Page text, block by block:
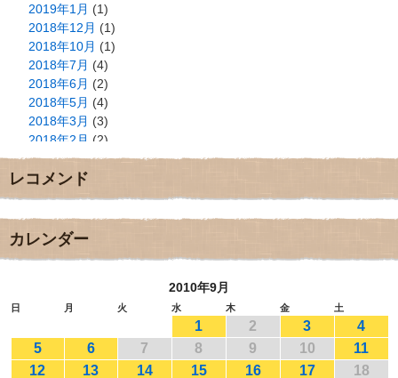
2019年1月 (1)
2018年12月 (1)
2018年10月 (1)
2018年7月 (4)
2018年6月 (2)
2018年5月 (4)
2018年3月 (3)
2018年2月 (2)
2018年1月(2)
2017年12月
2017年11月(3)
2017年9月
2017年8月
2017年5月
2017年3月(1)
2017年2月(1)
レコメンド
カレンダー
2010年9月
日 月 火 水 木 金 土
1 2 3
4
5
6 7 8 9 10
11
12
13 14 15 16 17 18